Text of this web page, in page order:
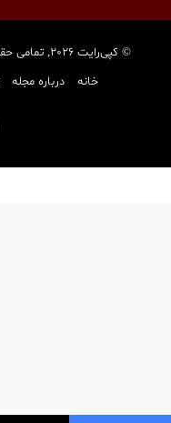
© کپی‌رایت 2026, تمامی حقوق متعلق است به |
خانه
درباره مجله